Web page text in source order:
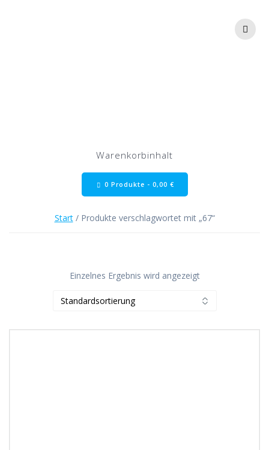
Warenkorbinhalt
0 Produkte - 0,00 €
Start/ Produkte verschlagwortet mit „67“
Einzelnes Ergebnis wird angezeigt